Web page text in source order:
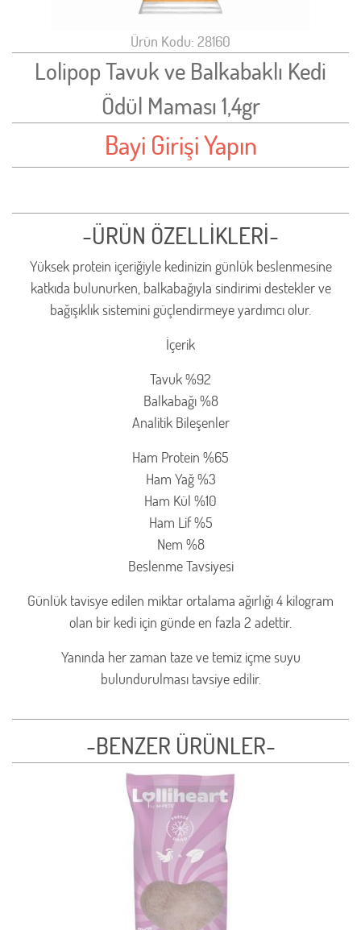
Ürün Kodu: 28160
Lolipop Tavuk ve Balkabaklı Kedi
Ödül Maması 1,4gr
Bayi Girişi Yapın
-ÜRÜN ÖZELLİKLERİ-
Yüksek protein içeriğiyle kedinizin günlük beslenmesine
katkıda bulunurken, balkabağıyla sindirimi destekler ve
bağışıklık sistemini güçlendirmeye yardımcı olur.
İçerik
Tavuk %92
Balkabağı %8
Analitik Bileşenler
Ham Protein %65
Ham Yağ %3
Ham Kül %10
Ham Lif %5
Nem %8
Beslenme Tavsiyesi
Günlük tavisye edilen miktar ortalama ağırlığı 4 kilogram
olan bir kedi için günde en fazla 2 adettir.
Yanında her zaman taze ve temiz içme suyu
bulundurulması tavsiye edilir.
-BENZER ÜRÜNLER-